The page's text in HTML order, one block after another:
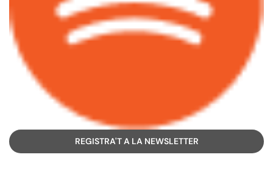
REGISTRA'T A LA NEWSLETTER